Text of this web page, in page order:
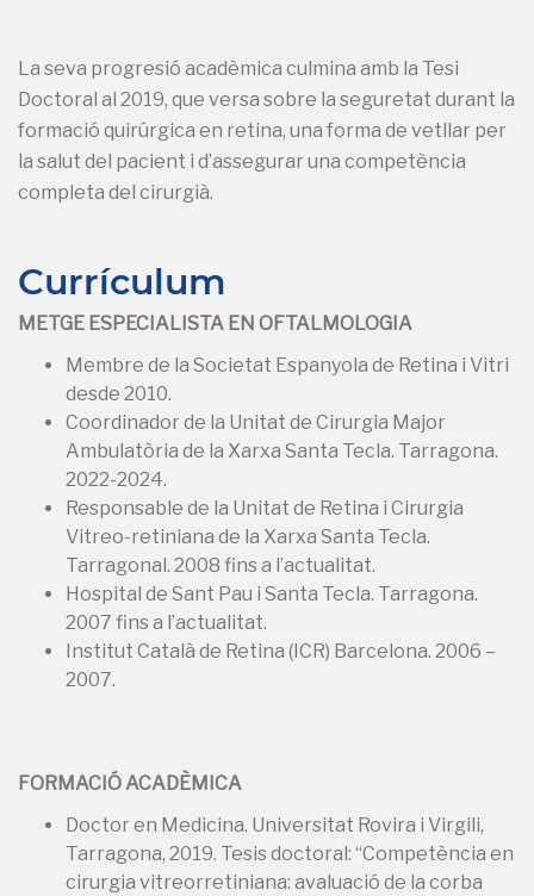
La seva progresió acadèmica culmina amb la Tesi
Doctoral al 2019, que versa sobre la seguretat durant la
formació quirúrgica en retina, una forma de vetllar per
la salut del pacient i d’assegurar una competència
completa del cirurgià.
Currículum
METGE ESPECIALISTA EN OFTALMOLOGIA
Membre de la Societat Espanyola de Retina i Vitri
desde 2010.
Coordinador de la Unitat de Cirurgia Major
Ambulatòria de la Xarxa Santa Tecla. Tarragona.
2022-2024.
Responsable de la Unitat de Retina i Cirurgia
Vitreo-retiniana de la Xarxa Santa Tecla.
Tarragonal. 2008 fins a l’actualitat.
Hospital de Sant Pau i Santa Tecla. Tarragona.
2007 fins a l’actualitat.
Institut Català de Retina (ICR) Barcelona. 2006 –
2007.
FORMACIÓ ACADÈMICA
Doctor en Medicina. Universitat Rovira i Virgili,
Tarragona, 2019. Tesis doctoral: “Competència en
cirurgia vitreorretiniana: avaluació de la corba